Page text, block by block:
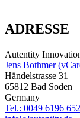
ADRESSE
Autentity
Jens Bothmer
Händelstrasse 31
65812 Bad Soden
Germany
Tel.: 0049 6196